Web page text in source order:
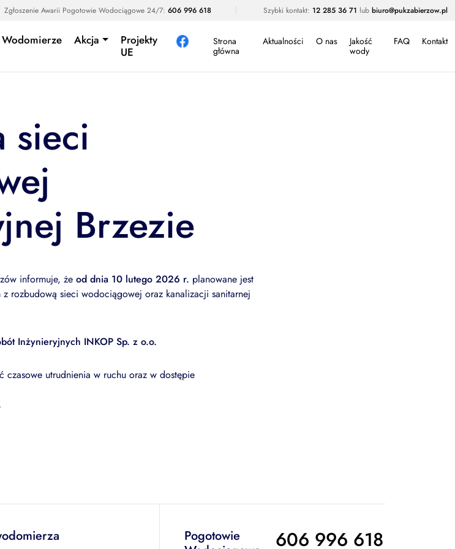
Zgłoszenie Awarii Pogotowie Wodociągowe 24/7: 606 996 618 Szybki kontakt: 12 285 36 71 lub biuro@pukzabierzow.pl
Wodomierze Akcja
Projekty
UE
Strona
główna
Aktualności O nas
Jakość
wody
FAQ Kontakt
sieci
Brzezie
informuje, że od dnia 10 lutego 2026 r. planowane jest
rozbudową sieci wodociągowej oraz kanalizacji sanitarnej
Inżynieryjnych INKOP Sp. z o.o.
utrudnienia w ruchu oraz w dostępie
Pogotowie
606 996 618